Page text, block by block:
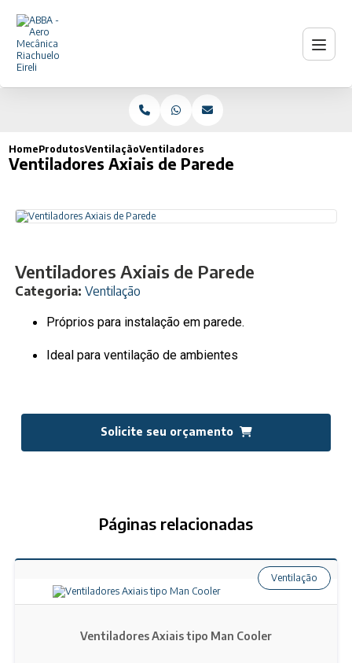
HomeProdutosVentilaçãoVentiladores Axiais de Parede
Ventiladores Axiais de Parede
Ventiladores Axiais de Parede
Categoria: Ventilação
Próprios para instalação em parede.
Ideal para ventilação de ambientes
Solicite seu orçamento
Páginas relacionadas
Ventiladores Axiais tipo Man Cooler
Ventilação